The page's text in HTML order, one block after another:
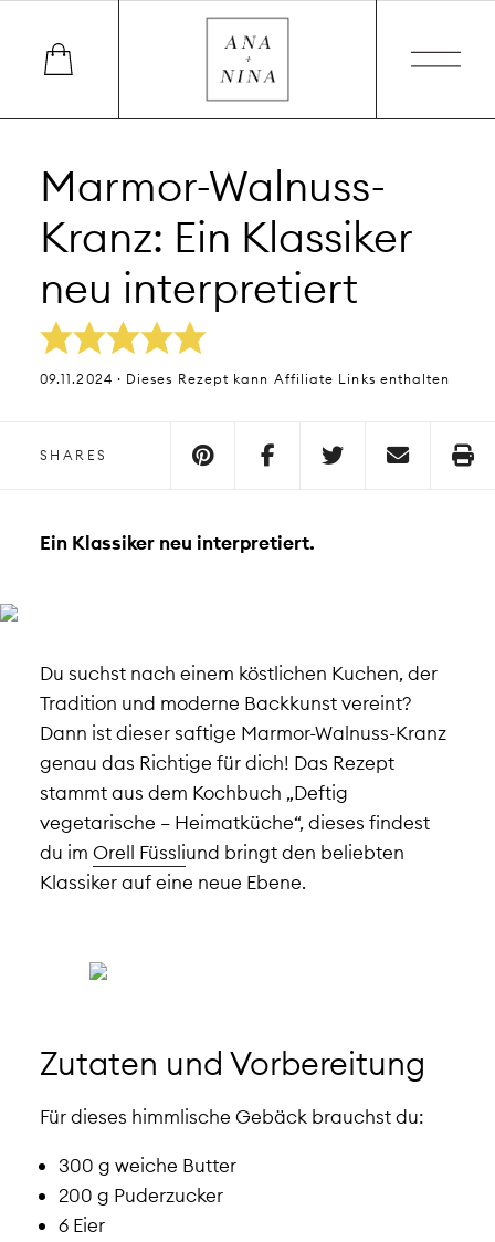
Marmor-Walnuss-
Kranz: Ein Klassiker
neu interpretiert
09.11.2024 · Dieses Rezept kann Affiliate Links enthalten
SHARES
Ein Klassiker neu interpretiert.
Du suchst nach einem köstlichen Kuchen, der
Tradition und moderne Backkunst vereint?
Dann ist dieser saftige Marmor-Walnuss-Kranz
genau das Richtige für dich! Das Rezept
stammt aus dem Kochbuch „Deftig
vegetarische – Heimatküche“, dieses findest
du im Orell Füssliund bringt den beliebten
Klassiker auf eine neue Ebene.
Zutaten und Vorbereitung
Für dieses himmlische Gebäck brauchst du:
300 g weiche Butter
200 g Puderzucker
6 Eier